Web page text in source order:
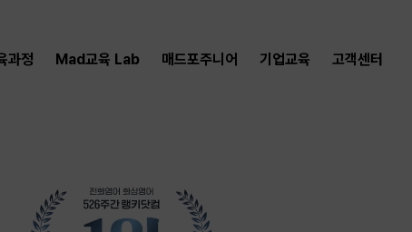
과정 Mad교육 Lab 매드포주니어 기업교육 고객센터